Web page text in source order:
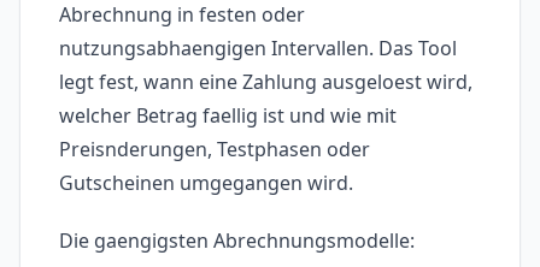
Abrechnung in festen oder
nutzungsabhaengigen Intervallen. Das Tool
legt fest, wann eine Zahlung ausgeloest wird,
welcher Betrag faellig ist und wie mit
Preisnderungen, Testphasen oder
Gutscheinen umgegangen wird.
Die gaengigsten Abrechnungsmodelle: